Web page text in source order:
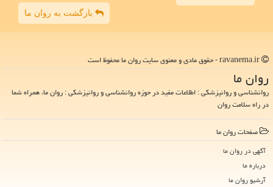
بازگشت به روان ما
روان ما
روانشناسی و روانپزشکی : اطلاعات مفید در حوزه روانشناسی و روانپزشکی : روان ما، همراه شما
در راه سلامت روان
صفحات روان ما
آگهی در روان ما
درباره ما
آرشیو روان ما